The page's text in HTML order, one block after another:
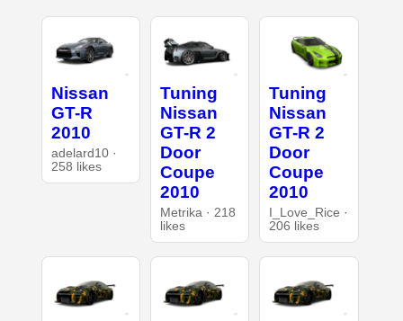
Nissan
GT-R
2010
adelard10 ·
258 likes
Tuning
Nissan
GT-R 2
Door
Coupe
2010
Metrika · 218
likes
Tuning
Nissan
GT-R 2
Door
Coupe
2010
I_Love_Rice ·
206 likes